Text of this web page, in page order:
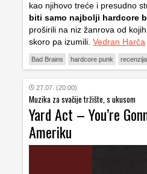
kao njihovo treće i presudno
biti samo najbolji hardcore
proširili na niz žanrova od
skoro pa izumili. Vedran Harča
Bad Brains hardcore punk
27.07. (20:00)
Muzika za svačije tržište, s ukusom
Yard Act – You’re
Ameriku